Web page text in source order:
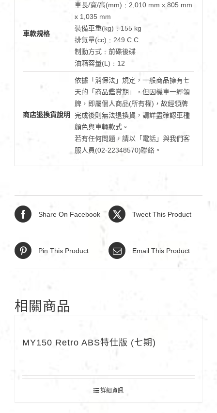
車款規格
車長/寬/高(mm)﹕2,010 mm x 805 mm
x 1,035 mm
裝備車重(kg)﹕155 kg
排氣量(cc)﹕249 C.C.
制動方式﹕前碟後碟
油箱容量(L)﹕12
商店退換貨說明
依據「消保法」規定，一般商品擁有七
天的「商品鑑賞期」，但因機車一經領
牌，即屬個人商品(所有權)，故經領牌
完成後則無法退換貨，請詳盡確認車種
顏色與車輛款式。
若有任何問題，請以「電話」與我們客
服人員(02-22348570)聯絡。
Share On Facebook Tweet This Product
Pin This Product Email This Product
相關商品
MY150 Retro ABS特仕版 (七期)
詳細資訊